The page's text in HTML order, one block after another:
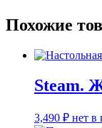
Похожие
Steam.
3,490 ₽ нет в